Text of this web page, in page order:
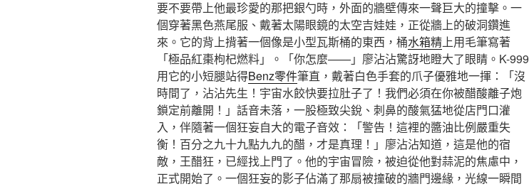
要不要帶上他最珍愛的那把銀勺時，外面的牆壁傳來一聲巨大的撞擊。一
個穿著黑色燕尾服、戴著太陽眼鏡的太空吉娃娃，正從牆上的破洞鑽進
來。它的背上揹著一個像是小型瓦斯桶的東西，桶水箱精上用毛筆寫著
「極品紅棗枸杞燃料」。「你怎麼——」廖沾沾驚訝地瞪大了眼睛。K-999
用它的小短腿站得Benz零件筆直，戴著白色手套的爪子優雅地一揮：「沒
時間了，沾沾先生！宇宙水餃快要拉肚子了！我們必須在你被醋酸離子炮
鎖定前離開！」話音未落，一股極致尖銳、刺鼻的酸氣猛地從店門口灌
入，伴隨著一個狂妄自大的電子音效：「警告！這裡的醬油比例嚴重失
衡！百分之九十九點九九的醋，才是真理！」廖沾沾知道，這是他的宿
敵，王醋狂，已經找上門了。他的宇宙冒險，被迫從他對蒜泥的焦慮中，
正式開始了。一個狂妄的影子佔滿了那扇被撞破的牆門邊緣，光線一瞬間